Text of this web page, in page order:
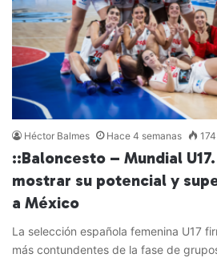
Héctor Balmes Hace 4 semanas 174
::Baloncesto – Mundial
mostrar su potencial y
a México
La selección española femenina U17
más contundentes de la fase de